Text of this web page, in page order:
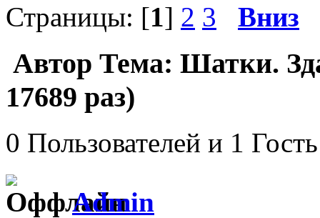
Страницы: [1] 2 3 Вниз
Автор Тема: Шатки.
17689 раз)
0 Пользователей и 1
Admin